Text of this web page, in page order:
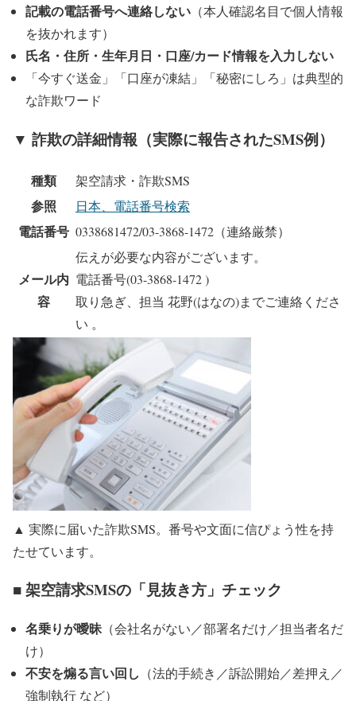
記載の電話番号へ連絡しない （本人確認名目で個人情報
を抜かれます）
氏名・住所・生年月日・口座/カード情報を入力しない
「今すぐ送金」「口座が凍結」「秘密にしろ」 は典型的
な詐欺ワード
▼ 詐欺の詳細情報（実際に報告されたSMS例）
種類 架空請求・詐欺SMS
参照 日本、電話番号検索
電話番号 0338681472/03-3868-1472（連絡厳禁）
メール内
容
伝えが必要な内容がございます。
電話番号(03-3868-1472 )
取り急ぎ、担当 花野(はなの)までご連絡くださ
い 。
▲ 実際に届いた詐欺SMS。番号や文面に信ぴょう性を持
たせています。
■ 架空請求SMSの「見抜き方」チェック
名乗りが曖昧 （会社名がない／部署名だけ／担当者名だ
け）
不安を煽る言い回し （法的手続き／訴訟開始／差押え／
強制執行 など）